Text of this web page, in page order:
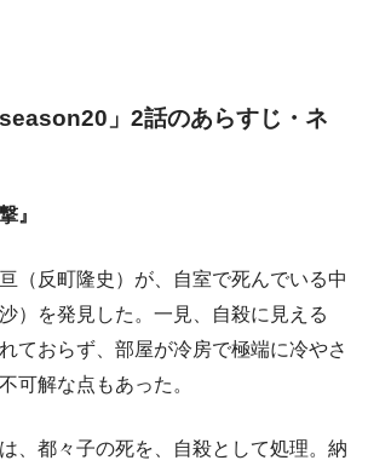
」2話のあらすじ・ネ
』
（反町隆史）が、自室で死んでいる中
）を発見した。一見、自殺に見える
ておらず、部屋が冷房で極端に冷やさ
可解な点もあった。
、都々子の死を、自殺として処理。納